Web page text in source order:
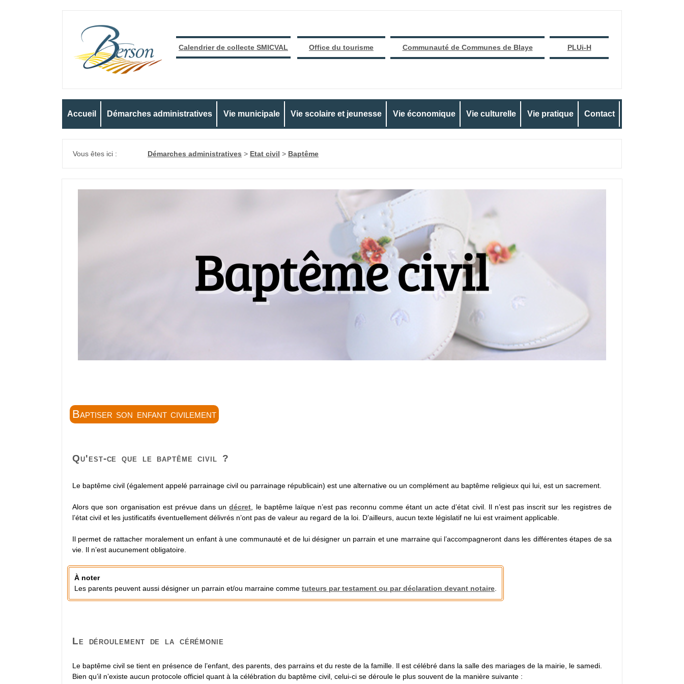
Calendrier de collecte SMICVAL Office du tourisme Communauté de Communes de Blaye PLUi-H
Accueil Démarches administratives Vie municipale Vie scolaire et jeunesse Vie économique Vie culturelle Vie pratique Contact
Vous êtes ici : Démarches administratives > Etat civil > Baptême
Baptiser son enfant civilement
Qu'est-ce que le baptême civil ?
Le baptême civil (également appelé parrainage civil ou parrainage républicain) est une alternative ou un complément au baptême religieux qui lui, est un sacrement.
Alors que son organisation est prévue dans undécret , le baptême laïque n’est pas reconnu comme étant un acte d’état civil. Il n’est pas inscrit sur les registres de
l’état civil et les justificatifs éventuellement délivrés n’ont pas de valeur au regard de la loi. D’ailleurs, aucun texte législatif ne lui est vraiment applicable.
Il permet de rattacher moralement un enfant à une communauté et de lui désigner un parrain et une marraine qui l’accompagneront dans les différentes étapes de sa
vie. Il n’est aucunement obligatoire.
À noter
Les parents peuvent aussi désigner un parrain et/ou marraine comme tuteurs par testament ou par déclaration devant notaire
Le déroulement de la cérémonie
Le baptême civil se tient en présence de l’enfant, des parents, des parrains et du reste de la famille. Il est célébré dans la salle des mariages de la mairie, le samedi.
Bien qu’il n’existe aucun protocole officiel quant à la célébration du baptême civil, celui-ci se déroule le plus souvent de la manière suivante :